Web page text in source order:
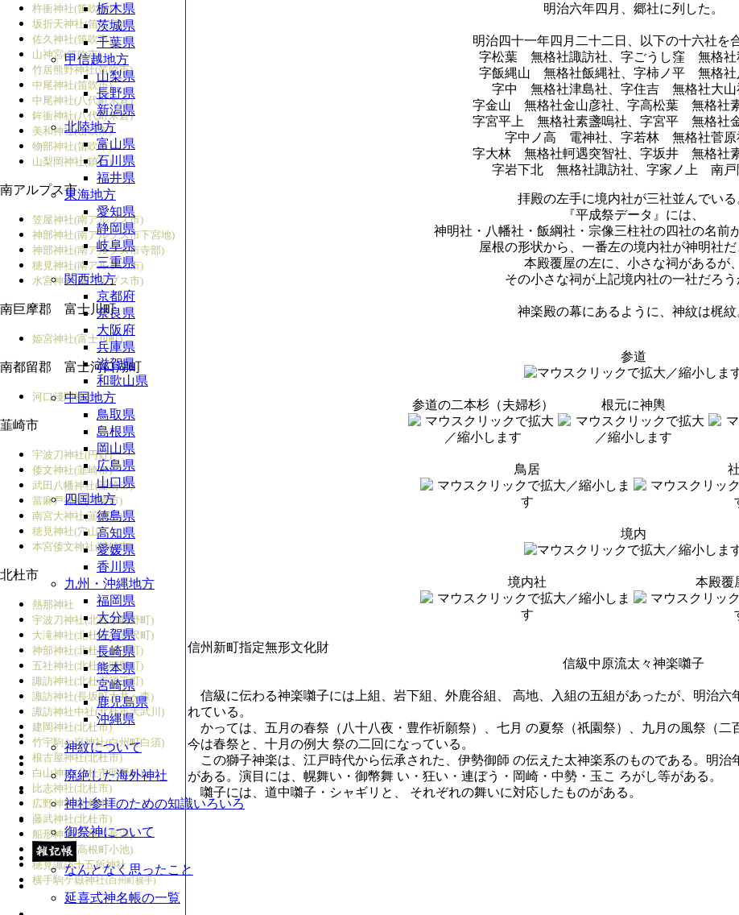
明治六年四月、郷社に列した。
明治四十一年四月二十二日、以下の十六社を
字松葉 無格社諏訪社、字ごうし窪 無格社
字飯縄山 無格社飯縄社、字柿ノ平 無格社
字中 無格社津島社、字住吉 無格社大山
字金山 無格社金山彦社、字高松葉 無格社素
字宮平上 無格社素盞嗚社、字宮平 無格社金
字中ノ高 電神社、字若林 無格社菅原
字大林 無格社軻遇突智社、字坂井 無格社素
字岩下北 無格社諏訪社、字家ノ上 南戸
拝殿の左手に境内社が三社並んでいる
『平成祭データ』には、
神明社・八幡社・飯綱社・宗像三柱社の四社の名前
屋根の形状から、一番左の境内社が神明社だ
本殿覆屋の左に、小さな祠があるが、
その小さな祠が上記境内社の一社だろう
神楽殿の幕にあるように、神紋は梶紋
参道
参道の二本杉（夫婦杉） 根元に神輿
鳥居
境内
境内社 本殿覆
信州新町指定無形文化財
信級中原流太々神楽囃子
信級に伝わる神楽囃子には上組、岩下組、外鹿谷組、 高地、入組の五組があったが、明治六
れている。
かっては、五月の春祭（八十八夜・豊作祈願祭）、七月 の夏祭（祇園祭）、九月の風祭（二
今は春祭と、十月の例大 祭の二回になっている。
この獅子神楽は、江戸時代から伝承された、伊勢御師 の伝えた太神楽系のものである。明治
がある。演目には、幌舞い・御幣舞 い・狂い・連ぼう・岡崎・中勢・玉こ ろがし等がある。
囃子には、道中囃子・シャギリと、 それぞれの舞いに対応したものがある。
杵衝神社(笛吹市)
坂折天神社(笛吹市)
佐久神社(笛吹市)
山神宮(笛吹市)
竹居熊野神社(笛吹市)
中尾神社(笛吹市)
中尾神社(八代町米倉)
鉾衝神社(八代町米倉)
美和神社(笛吹市)
物部神社(笛吹市)
山梨岡神社(鎮目)
南アルプス市
笠屋神社(南アルプス市)
神部神社(南アルプス市下宮地)
神部神社(南アルプス市寺部)
穂見神社(南アルプス市)
水宮神社(南アルプス市)
南巨摩郡 富士川町
姫宮神社(富士川町)
南都留郡 富士河口湖町
河口淺間神社
韮崎市
宇波刀神社(円野)
倭文神社(韮崎市)
武田八幡神社(韮崎市)
當麻戸神社(韮崎市)
南宮大神社(韮崎市)
穂見神社(穴山)
本宮倭文神社(韮崎市)
北杜市
熱那神社
宇波刀神社(北杜市明野町)
大滝神社(北杜市小淵沢町)
神部神社(北杜市須玉町)
五社神社(北杜市明野町)
諏訪神社(北杜市須玉町)
諏訪神社(長坂町大井ヶ森)
諏訪神社中社(北杜市大武川)
建岡神社(北杜市)
竹宇駒ケ嶽神社(白州町白須)
根古屋神社(北杜市)
白山神社(北杜市明野町)
比志神社(北杜市)
広野神社(北杜市)
藤武神社(北杜市)
船形神社(高根町長澤)
船形神社(高根町小池)
穂見諏訪十五所神社
横手駒ケ嶽神社(白州町横手)
栃木県
茨城県
千葉県
甲信越地方
山梨県
長野県
新潟県
北陸地方
富山県
石川県
福井県
東海地方
愛知県
静岡県
岐阜県
三重県
関西地方
京都府
奈良県
大阪府
兵庫県
滋賀県
和歌山県
中国地方
鳥取県
島根県
岡山県
広島県
山口県
四国地方
徳島県
高知県
愛媛県
香川県
九州・沖縄地方
福岡県
大分県
佐賀県
長崎県
熊本県
宮崎県
鹿児島県
沖縄県
神紋について
廃絶した海外神社
神社参拝のための知識いろいろ
御祭神について
なんとなく思ったこと
延喜式神名帳の一覧